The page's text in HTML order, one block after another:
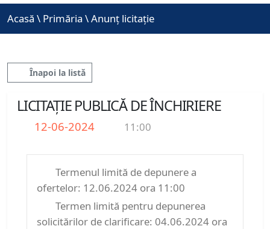
Acasă \ Primăria \Anunț licitație
Înapoi la listă
LICITAȚIE PUBLICĂ DE ÎNCHIRIERE
12-06-2024 11:00
Termenul limită de depunere a
ofertelor: 12.06.2024 ora 11:00
Termen limită pentru depunerea
solicitărilor de clarificare: 04.06.2024 ora